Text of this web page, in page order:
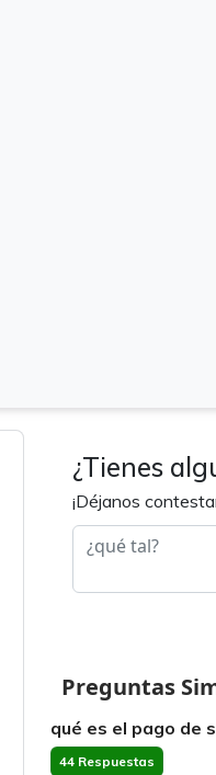
¿Tienes
¡Déjanos
Preguntas
qué es el pago de
44 Respuestas